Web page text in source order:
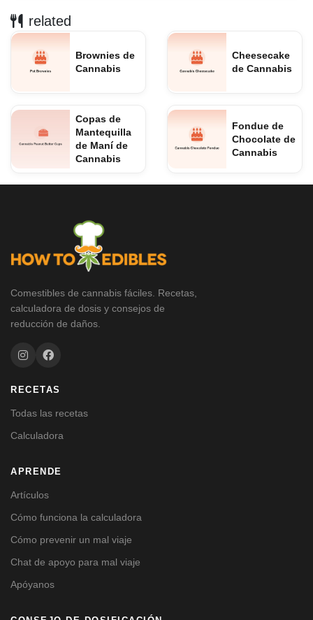
related
Brownies de
Cannabis
Cheesecake
de Cannabis
Copas de
Mantequilla
de Maní de
Cannabis
Fondue de
Chocolate de
Cannabis
Comestibles de cannabis fáciles. Recetas,
calculadora de dosis y consejos de
reducción de daños.
RECETAS
Todas las recetas
Calculadora
APRENDE
Artículos
Cómo funciona la calculadora
Cómo prevenir un mal viaje
Chat de apoyo para mal viaje
Apóyanos